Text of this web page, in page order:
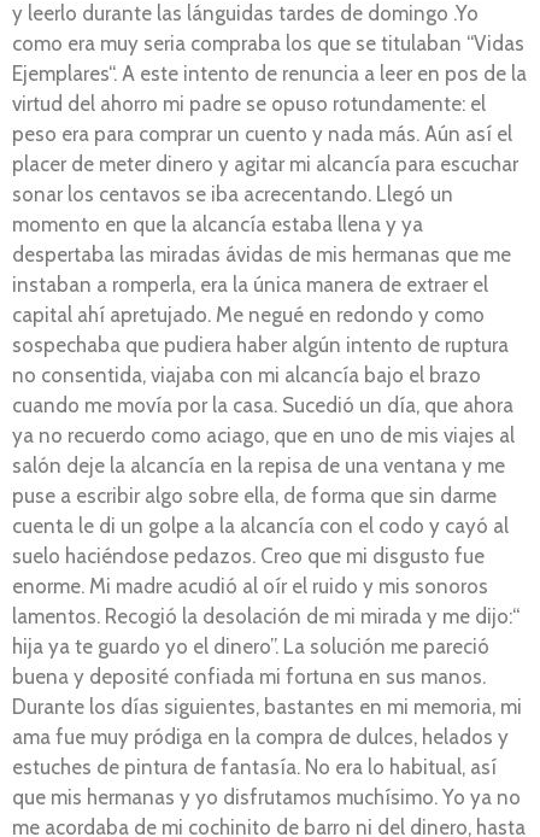
y leerlo durante las lánguidas tardes de domingo .Yo
como era muy seria compraba los que se titulaban “Vidas
Ejemplares“. A este intento de renuncia a leer en pos de la
virtud del ahorro mi padre se opuso rotundamente: el
peso era para comprar un cuento y nada más. Aún así el
placer de meter dinero y agitar mi alcancía para escuchar
sonar los centavos se iba acrecentando. Llegó un
momento en que la alcancía estaba llena y ya
despertaba las miradas ávidas de mis hermanas que me
instaban a romperla, era la única manera de extraer el
capital ahí apretujado. Me negué en redondo y como
sospechaba que pudiera haber algún intento de ruptura
no consentida, viajaba con mi alcancía bajo el brazo
cuando me movía por la casa. Sucedió un día, que ahora
ya no recuerdo como aciago, que en uno de mis viajes al
salón deje la alcancía en la repisa de una ventana y me
puse a escribir algo sobre ella, de forma que sin darme
cuenta le di un golpe a la alcancía con el codo y cayó al
suelo haciéndose pedazos. Creo que mi disgusto fue
enorme. Mi madre acudió al oír el ruido y mis sonoros
lamentos. Recogió la desolación de mi mirada y me dijo:“
hija ya te guardo yo el dinero”. La solución me pareció
buena y deposité confiada mi fortuna en sus manos.
Durante los días siguientes, bastantes en mi memoria, mi
ama fue muy pródiga en la compra de dulces, helados y
estuches de pintura de fantasía. No era lo habitual, así
que mis hermanas y yo disfrutamos muchísimo. Yo ya no
me acordaba de mi cochinito de barro ni del dinero, hasta